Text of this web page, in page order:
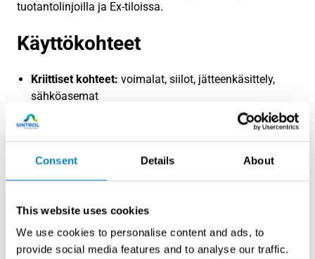
Consent Details About
This website uses cookies
We use cookies to personalise content and ads, to
provide social media features and to analyse our traffic.
tuotantolinjoilla ja Ex-tiloissa.
Käyttökohteet
Kriittiset kohteet: voimalat, siilot, jätteenkäsittely,
sähköasemat
Pölyiset ja kuumat prosessialueet:
kuivurit,
suodattimet, puhaltimet
maalaamot, polttoainevarastot
Lämpöä ja kipinöitä sisältävät prosessit: